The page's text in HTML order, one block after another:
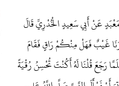
عَنْ أَبِي سَعِيدٍ الْخُدْرِيِّ قَالَ
غَيْبٌ فَهَلْ مِنْكُمْ رَاقٍ فَقَامَ
رَجَعَ قُلْنَا لَهُ أَكُنْتَ تُحْسِنُ رُقْيَةً